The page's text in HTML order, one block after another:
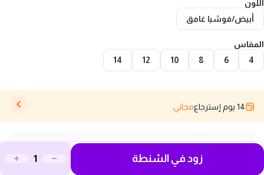
اللون
أبيض/فوشيا غامق
المقاس
4
6
8
10
12
14
14 يوم إسترجاع مجاني
الموديل لابسة مقاس: 10
زود في الشنطة